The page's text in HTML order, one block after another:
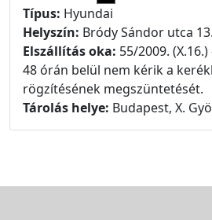
Típus: Hyundai
Helyszín: Bródy Sándor utca
Elszállítás oka: 55/2009.
48 órán belül nem kérik a
rögzítésének megszüntetését.
Tárolás helye: Budapest, X.